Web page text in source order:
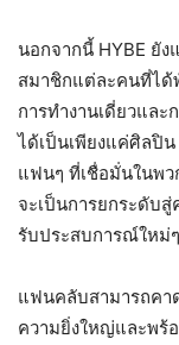
นอกจากนี้ HYBE ยั
สมาชิกแต่ละคนที่ได้
การทำงานเดี่ยวและ
ได้เป็นเพียงแค่ศิลปิ
แฟนๆ ที่เชื่อมั่นในพว
จะเป็นการยกระดับ
รับประสบการณ์ใหม่
แฟนคลับสามารถคา
ความยิ่งใหญ่และพร้